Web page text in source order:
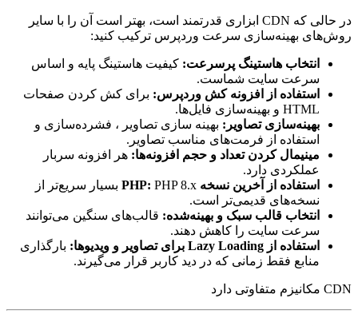
در حالی که CDN ابزاری قدرتمند است، بهتر است آن را با سایر
روش‌های بهینه‌سازی سرعت وردپرس ترکیب کنید:
انتخاب هاستینگ پرسرعت: کیفیت هاستینگ پایه و اساس
سرعت سایت شماست.
استفاده از افزونه کش وردپرس: برای کش کردن صفحات
HTML و بهینه‌سازی فایل‌ها.
بهینه‌سازی تصاویر: بهینه سازی تصاویر ، فشرده‌سازی و
استفاده از فرمت‌های مناسب تصاویر.
مینیمال کردن تعداد و حجم افزونه‌ها: هر افزونه سربار
عملکردی دارد.
استفاده از آخرین نسخه PHP:
PHP 8.x بسیار سریع‌تر از
نسخه‌های قدیمی‌تر است.
انتخاب قالب سبک و بهینه‌شده: قالب‌های سنگین می‌توانند
سرعت سایت را کاهش دهند.
استفاده از Lazy Loading برای تصاویر و ویدیوها:
بارگذاری
منابع فقط زمانی که در دید کاربر قرار می‌گیرند.
CDN مکانیزم متفاوتی دارد